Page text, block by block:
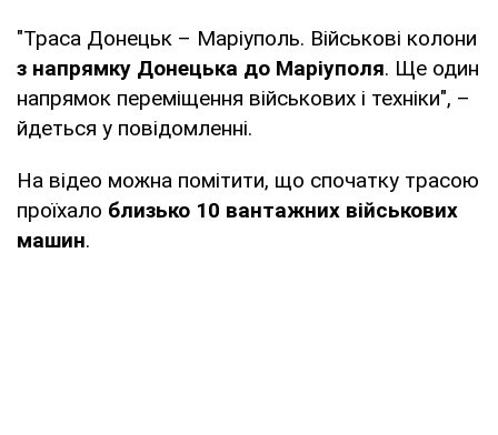
"Траса Донецьк – Маріуполь. Військові колони
з напрямку Донецька до Маріуполя. Ще один
напрямок переміщення військових і техніки", –
йдеться у повідомленні.
На відео можна помітити, що спочатку трасою
проїхало близько 10 вантажних військових
машин.